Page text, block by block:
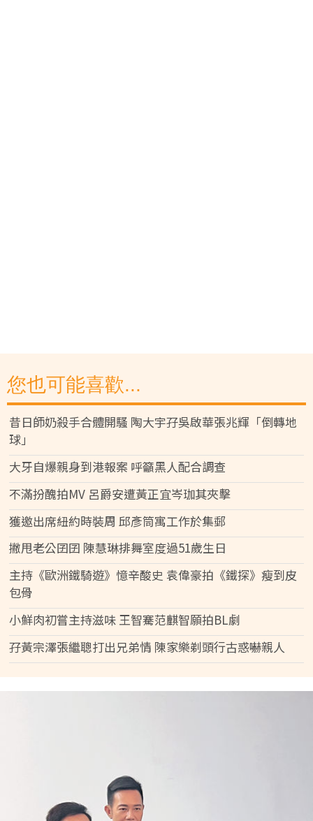
您也可能喜歡...
昔日師奶殺手合體開騷 陶大宇孖吳啟華張兆輝「倒轉地
球」
大牙自爆親身到港報案 呼籲黑人配合調查
不滿扮醜拍MV 呂爵安遭黃正宜岑珈其夾擊
獲邀出席紐約時裝周 邱彥筒寓工作於集郵
撇甩老公囝囝 陳慧琳排舞室度過51歲生日
主持《歐洲鐵騎遊》憶辛酸史 袁偉豪拍《鐵探》瘦到皮
包骨
小鮮肉初嘗主持滋味 王智騫范麒智願拍BL劇
孖黃宗澤張繼聰打出兄弟情 陳家樂剃頭行古惑嚇親人